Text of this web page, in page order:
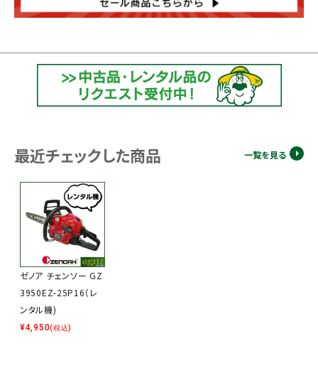
最近チェックした商品 一覧を見る
ゼノア チェンソー GZ
3950EZ-25P16（レ
ンタル機)
¥4,950(税込)